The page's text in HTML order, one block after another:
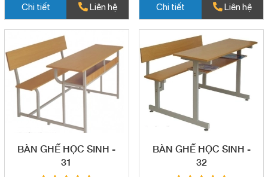
Chi tiết Liên hệ Chi tiết Liên hệ
BÀN GHẾ HỌC SINH -
31
BÀN GHẾ HỌC SINH -
32